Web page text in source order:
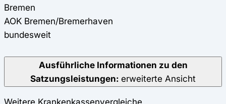
Bremen
AOK Bremen/Bremerhaven
bundesweit
Ausführliche Informationen zu den
Satzungsleistungen: erweiterte Ansicht